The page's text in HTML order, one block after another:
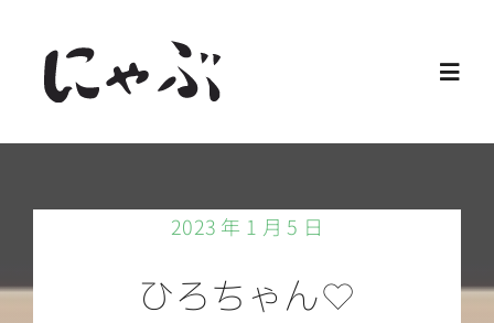
content
2023 年 1 月 5 日
ひろちゃん♡